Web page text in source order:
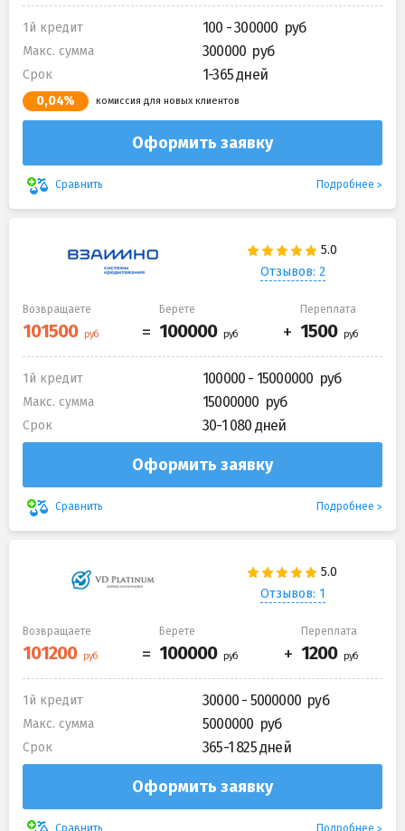
1й кредит 100 - 300000
Макс. сумма 300000
Срок 1-365 дней
0,04% комиссия для новых клиентов
Оформить заявку
Сравнить Подробнее
Отзывов: 2
Возвращаете Берете Переплата
1й кредит 100000 - 15000000
Макс. сумма 15000000
Срок 30-1 080 дней
Оформить заявку
Сравнить Подробнее
Отзывов: 1
Возвращаете Берете Переплата
1й кредит 30000 - 5000000
Макс. сумма 5000000
Срок 365-1 825 дней
Оформить заявку
Сравнить Подробнее